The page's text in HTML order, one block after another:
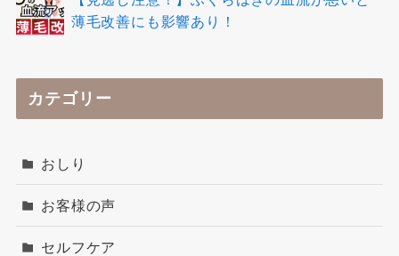
薄毛改善にも影響あり！
カテゴリー
おしり
お客様の声
セルフケア